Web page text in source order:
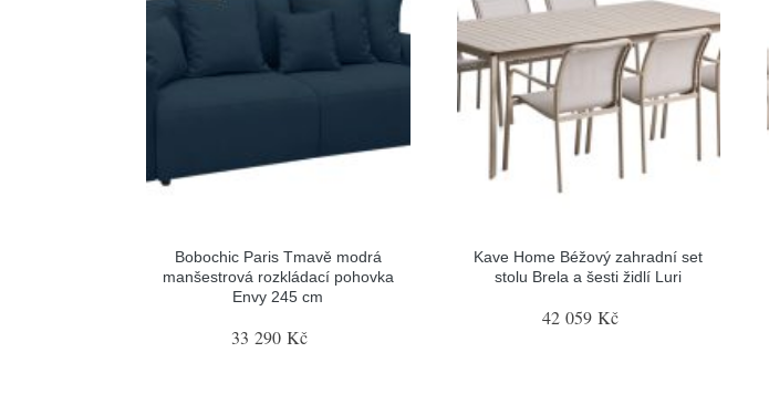
Bobochic Paris Tmavě modrá
manšestrová rozkládací pohovka
Envy 245 cm
33 290 Kč
Kave Home Béžový zahradní set
stolu Brela a šesti židlí Luri
42 059 Kč